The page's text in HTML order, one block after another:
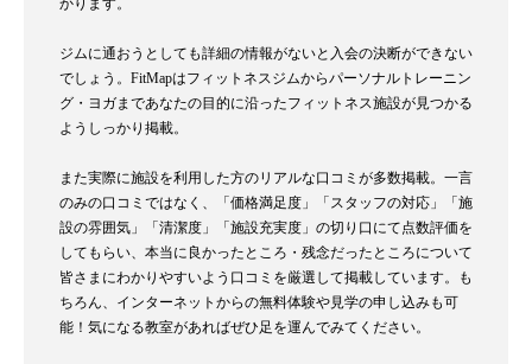
かります。
ジムに通おうとしても詳細の情報がないと入会の決断ができない
でしょう。FitMapはフィットネスジムからパーソナルトレーニン
グ・ヨガまであなたの目的に沿ったフィットネス施設が見つかる
ようしっかり掲載。
また実際に施設を利用した方のリアルな口コミが多数掲載。一言
のみの口コミではなく、「価格満足度」「スタッフの対応」「施
設の雰囲気」「清潔度」「施設充実度」の切り口にて点数評価を
してもらい、本当に良かったところ・残念だったところについて
皆さまにわかりやすいよう口コミを厳選して掲載しています。も
ちろん、インターネットからの無料体験や見学の申し込みも可
能！気になる教室があればぜひ足を運んでみてください。